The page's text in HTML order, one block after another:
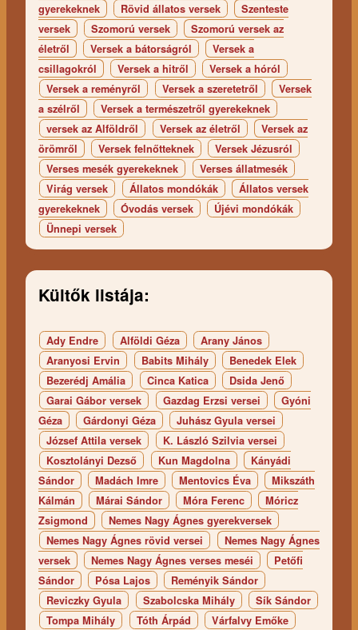
gyerekeknek
Rövid állatos versek
Szenteste
versek
Szomorú versek
Szomorú versek az
életről
Versek a bátorságról
Versek a
csillagokról
Versek a hitről
Versek a hóról
Versek a reményről
Versek a szeretetről
Versek
a szélről
Versek a természetről gyerekeknek
versek az Alföldről
Versek az életről
Versek az
örömről
Versek felnőtteknek
Versek Jézusról
Verses mesék gyerekeknek
Verses állatmesék
Virág versek
Állatos mondókák
Állatos versek
gyerekeknek
Óvodás versek
Újévi mondókák
Ünnepi versek
Kültők listája:
Ady Endre Alföldi Géza
Arany János
Aranyosi Ervin
Babits Mihály
Benedek Elek
Bezerédj Amália
Cinca Katica
Dsida Jenő
Garai Gábor versek
Gazdag Erzsi versei
Gyóni
Géza
Gárdonyi Géza
Juhász Gyula versei
József Attila versek
K. László Szilvia versei
Kosztolányi Dezső
Kun Magdolna
Kányádi
Sándor
Madách Imre Mentovics Éva
Mikszáth
Kálmán
Márai Sándor Móra Ferenc
Móricz
Zsigmond
Nemes Nagy Ágnes gyerekversek
Nemes Nagy Ágnes rövid versei
Nemes Nagy Ágnes
versek
Nemes Nagy Ágnes verses meséi
Petőfi
Sándor
Pósa Lajos
Reményik Sándor
Reviczky Gyula
Szabolcska Mihály
Sík Sándor
Tompa Mihály
Tóth Árpád
Várfalvy Emőke